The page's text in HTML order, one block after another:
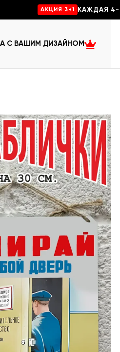
AKЦИЯ 3+1 КАЖДАЯ 4-
С ВАШИМ ДИЗАЙНОМ